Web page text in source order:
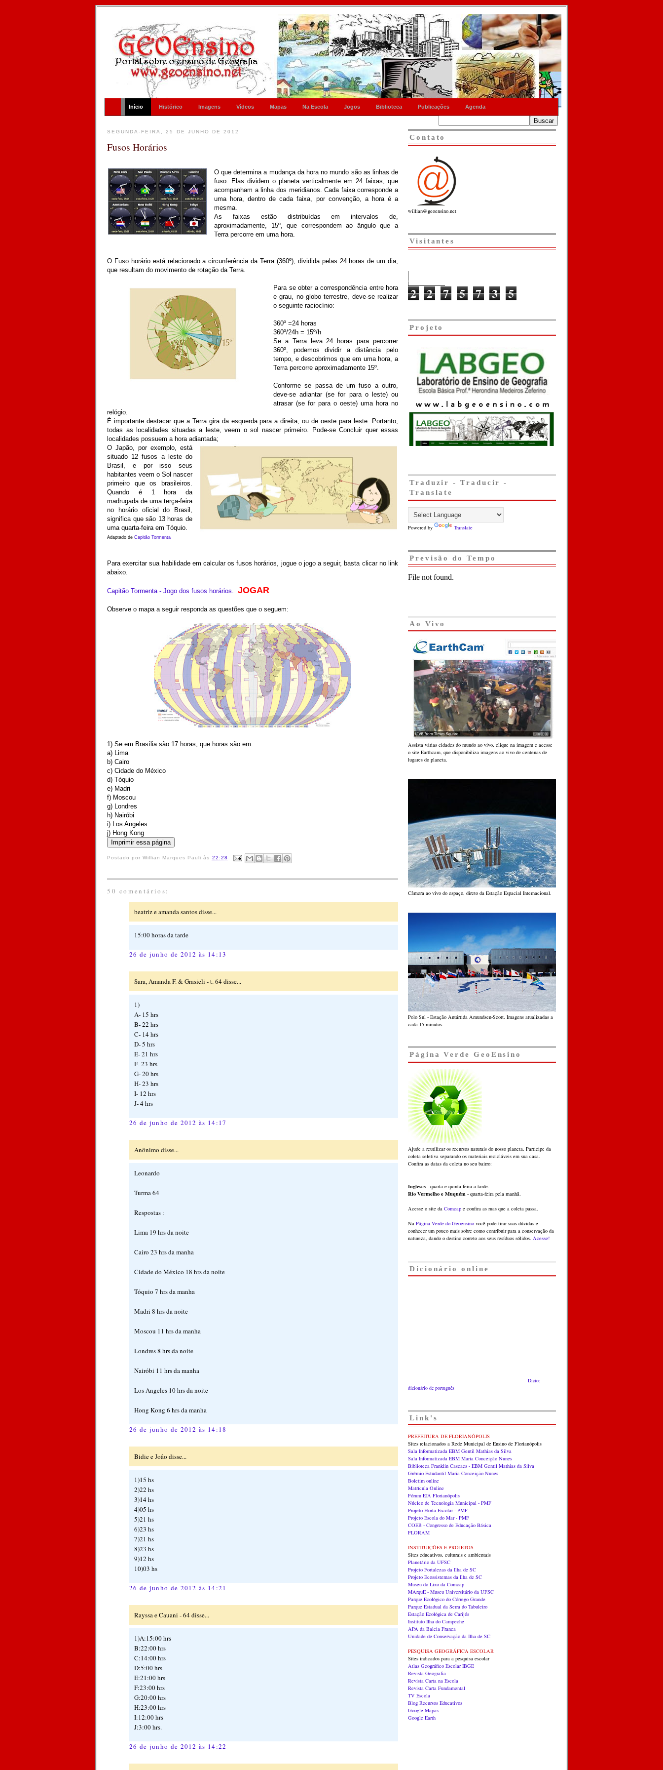
Início Histórico Imagens Vídeos Mapas Na Escola Jogos Biblioteca Publicações Agenda
SEGUNDA-FEIRA, 25 DE JUNHO DE 2012
Fusos Horários
O que determina a mudança da hora no mundo são as linhas de
fuso. Elas dividem o planeta verticalmente em 24 faixas, que
acompanham a linha dos meridianos. Cada faixa corresponde a
uma hora, dentro de cada faixa, por convenção, a hora é a
mesma.
As faixas estão distribuídas em intervalos de,
aproximadamente, 15º, que correspondem ao ângulo que a
Terra percorre em uma hora.
O Fuso horário está relacionado a circunferência da Terra (360º), dividida pelas 24 horas de um dia,
que resultam do movimento de rotação da Terra.
Para se obter a correspondência entre hora
e grau, no globo terrestre, deve-se realizar
o seguinte raciocínio:
360º =24 horas
360º/24h = 15º/h
Se a Terra leva 24 horas para percorrer
360º, podemos dividir a distância pelo
tempo, e descobrimos que em uma hora, a
Terra percorre aproximadamente 15º.
Conforme se passa de um fuso a outro,
deve-se adiantar (se for para o leste) ou
atrasar (se for para o oeste) uma hora no
relógio.
É importante destacar que a Terra gira da esquerda para a direita, ou de oeste para leste. Portanto,
todas as localidades situadas a leste, veem o sol nascer primeiro. Pode-se Concluir quer essas
localidades possuem a hora adiantada;
O Japão, por exemplo, está
situado 12 fusos a leste do
Brasil, e por isso seus
habitantes veem o Sol nascer
primeiro que os brasileiros.
Quando é 1 hora da
madrugada de uma terça-feira
no horário oficial do Brasil,
significa que são 13 horas de
uma quarta-feira em Tóquio.
Adaptado de Capitão Tormenta
Para exercitar sua habilidade em calcular os fusos horários, jogue o jogo a seguir, basta clicar no link
abaixo.
Capitão Tormenta - Jogo dos fusos horários. JOGAR
Observe o mapa a seguir responda as questões que o seguem:
1) Se em Brasília são 17 horas, que horas são em:
a) Lima
b) Cairo
c) Cidade do México
d) Tóquio
e) Madri
f) Moscou
g) Londres
h) Nairóbi
i) Los Angeles
j) Hong Kong
Postado porWillian Marques Pauli às 22:28
50 comentários:
beatriz e amanda santos disse...
15:00 horas da tarde
26 de junho de 2012 às 14:13
Sara, Amanda F. & Grasieli - t. 64 disse...
1)
A- 15 hrs
B- 22 hrs
C- 14 hrs
D- 5 hrs
E- 21 hrs
F- 23 hrs
G- 20 hrs
H- 23 hrs
I- 12 hrs
J- 4 hrs
26 de junho de 2012 às 14:17
Anônimo disse...
Leonardo
Turma 64
Respostas :
Lima 19 hrs da noite
Cairo 23 hrs da manha
Cidade do México 18 hrs da noite
Tóquio 7 hrs da manha
Madri 8 hrs da noite
Moscou 11 hrs da manha
Londres 8 hrs da noite
Nairóbi 11 hrs da manha
Los Angeles 10 hrs da noite
Hong Kong 6 hrs da manha
26 de junho de 2012 às 14:18
Bidie e Joâo disse...
1)15 hs
2)22 hs
3)14 hs
4)05 hs
5)21 hs
6)23 hs
7)21 hs
8)23 hs
9)12 hs
10)03 hs
26 de junho de 2012 às 14:21
Rayssa e Cauani - 64 disse...
1)A:15:00 hrs
B:22:00 hrs
C:14:00 hrs
D:5:00 hrs
E:21:00 hrs
F:23:00 hrs
G:20:00 hrs
H:23:00 hrs
I:12:00 hrs
J:3:00 hrs.
26 de junho de 2012 às 14:22
Contato
willian@geoensino.net
Visitantes
2 2 7 5 7 3 5
Projeto
Traduzir - Traducir -
Translate
Powered by Translate
Previsão do Tempo
Ao Vivo
Assista várias cidades do mundo ao vivo, clique na imagem e acesse
o site Earthcam, que disponibiliza imagens ao vivo de centenas de
lugares do planeta.
Câmera ao vivo do espaço, direto da Estação Espacial Internacional.
Polo Sul - Estação Antártida Amundsen-Scott. Imagens atualizadas a
cada 15 minutos.
Página Verde GeoEnsino
Ajude a reutilizar os recursos naturais do nosso planeta. Participe da
coleta seletiva separando os materiais recicláveis em sua casa.
Confira as datas da coleta no seu bairro:
Ingleses - quarta e quinta-feira a tarde.
Rio Vermelho e Muquém - quarta-feira pela manhã.
Acesse o site da Comcap e confira as ruas que a coleta passa.
Na Página Verde do Geoensino você pode tirar suas dúvidas e
conhecer um pouco mais sobre como contribuir para a conservação da
natureza, dando o destino correto aos seus resíduos sólidos. Acesse!
Dicionário online
Dicio:
dicionário de português
Link's
PREFEITURA DE FLORIANÓPOLIS
Sites relacionados a Rede Municipal de Ensino de Florianópolis
Sala Informatizada EBM Gentil Mathias da Silva
Sala Informatizada EBM Maria Conceição Nunes
Biblioteca Franklin Cascaes - EBM Gentil Mathias da Silva
Grêmio Estudantil Maria Conceição Nunes
Boletim online
Matrícula Online
Fórum EJA Florianópolis
Núcleo de Tecnologia Municipal - PMF
Projeto Horta Escolar - PMF
Projeto Escola do Mar - PMF
COEB - Congresso de Educação Básica
FLORAM
INSTITUIÇÕES E PROJETOS
Sites educativos, culturais e ambientais
Planetário da UFSC
Projeto Fortalezas da Ilha de SC
Projeto Ecossistemas da Ilha de SC
Museu do Lixo da Comcap
MArquE - Museu Universitário da UFSC
Parque Ecológico do Córrego Grande
Parque Estadual da Serra do Tabuleiro
Estação Ecológica de Carijós
Instituto Ilha do Campeche
APA da Baleia Franca
Unidade de Conservação da Ilha de SC
PESQUISA GEOGRÁFICA ESCOLAR
Sites indicados para a pesquisa escolar
Atlas Geográfico Escolar IBGE
Revista Geografia
Revista Carta na Escola
Revista Carta Fundamental
TV Escola
Blog Recursos Educativos
Google Mapas
Google Earth